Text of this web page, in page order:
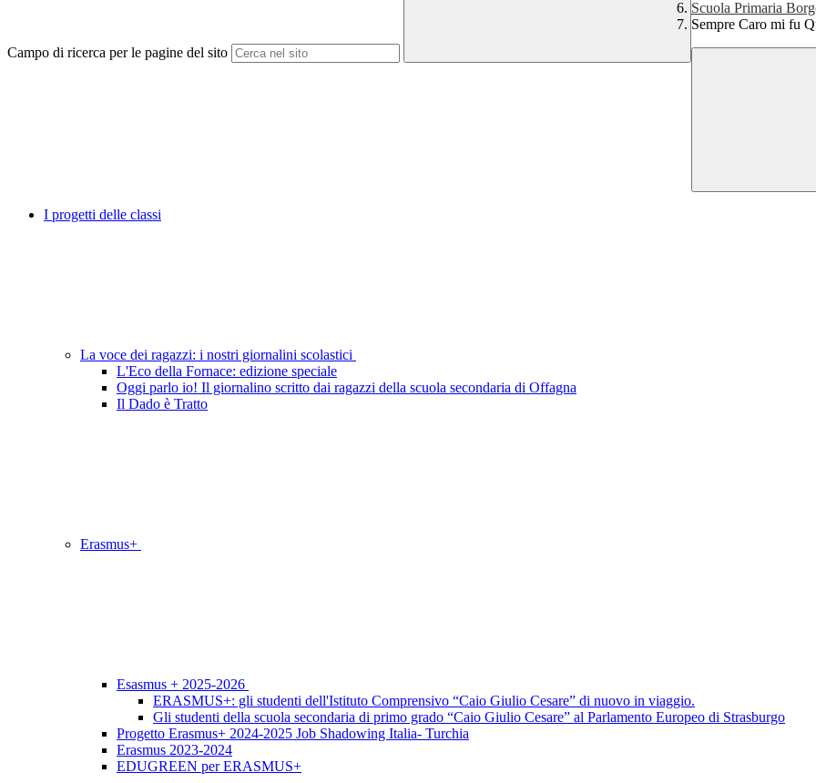
Campo di ricerca per le pagine del sito
Scuola Primaria
Sempre Caro mi fu
I progetti delle classi
La voce dei ragazzi: i nostri giornalini scolastici
L'Eco della Fornace: edizione speciale
Oggi parlo io! Il giornalino scritto dai ragazzi della scuola secondaria di Offagna
Il Dado è Tratto
Erasmus+
Esasmus + 2025-2026
ERASMUS+: gli studenti dell'Istituto Comprensivo “Caio Giulio Cesare” di nuovo in viaggio.
Gli studenti della scuola secondaria di primo grado “Caio Giulio Cesare” al Parlamento Europeo di Strasburgo
Progetto Erasmus+ 2024-2025 Job Shadowing Italia- Turchia
Erasmus 2023-2024
EDUGREEN per ERASMUS+